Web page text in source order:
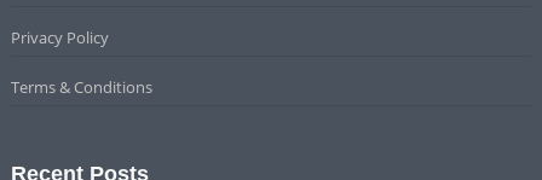
Privacy Policy
Terms & Conditions
Recent Posts